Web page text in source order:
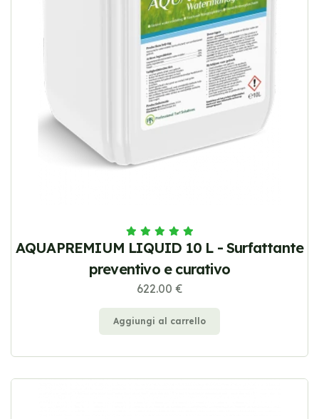
AQUAPREMIUM LIQUID 10 L - Surfattante
preventivo e curativo
622.00 €
Aggiungi al carrello